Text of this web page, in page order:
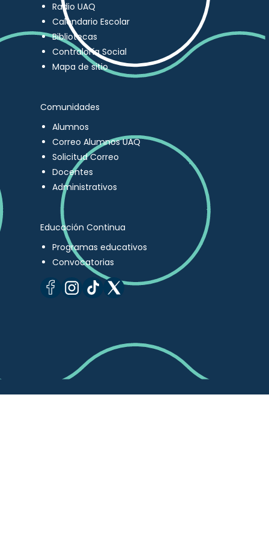
Radio UAQ
Calendario Escolar
Bibliotecas
Contraloría Social
Mapa de sitio
Comunidades
Alumnos
Correo Alumnos UAQ
Solicitud Correo
Docentes
Administrativos
Educación Continua
Programas educativos
Convocatorias